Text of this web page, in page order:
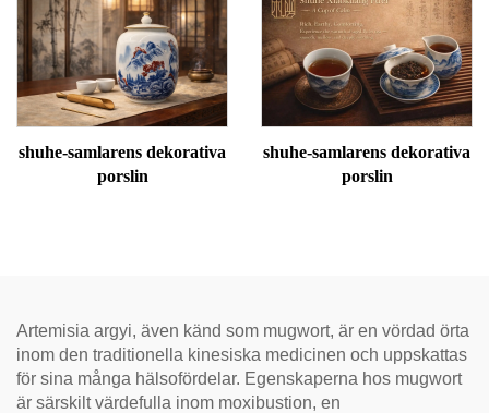
meridianvärme
återställa vitalitet och
avblockera meridianer.
shuhe-samlarens dekorativa
porslin
shuhe-samlarens dekorativa
porslin
Artemisia argyi, även känd som mugwort, är en vördad örta
inom den traditionella kinesiska medicinen och uppskattas
för sina många hälsofördelar. Egenskaperna hos mugwort
är särskilt värdefulla inom moxibustion, en